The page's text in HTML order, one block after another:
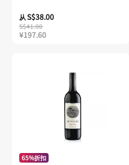
从S$38.00
S$41.00
¥197.60
65%折扣